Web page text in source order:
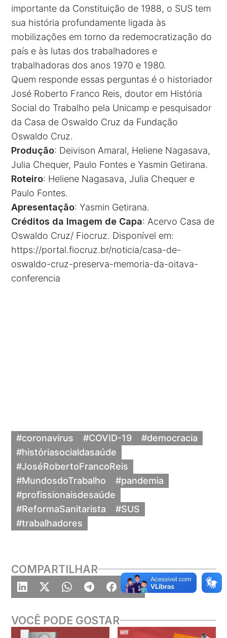
importante da Constituição de 1988, o SUS tem
sua história profundamente ligada às
mobilizações em torno da redemocratização do
país e às lutas dos trabalhadores e
trabalhadoras dos anos 1970 e 1980.
Quem responde essas perguntas é o historiador
José Roberto Franco Reis, doutor em História
Social do Trabalho pela Unicamp e pesquisador
da Casa de Oswaldo Cruz da Fundação
Oswaldo Cruz.
Produção: Deivison Amaral, Heliene Nagasava,
Julia Chequer, Paulo Fontes e Yasmin Getirana.
Roteiro: Heliene Nagasava, Julia Chequer e
Paulo Fontes.
Apresentação: Yasmin Getirana.
Créditos da Imagem de Capa: Acervo Casa de
Oswaldo Cruz/ Fiocruz. Disponível em:
https://portal.fiocruz.br/noticia/casa-de-
oswaldo-cruz-preserva-memoria-da-oitava-
conferencia
#coronavírus #COVID-19
#democracia
#históriasocialdasaúde
#JoséRobertoFrancoReis
#MundosdoTrabalho
#pandemia
#profissionaisdesaúde
#ReformaSanitarista
#SUS
#trabalhadores
COMPARTILHAR
VOCÊ PODE GOSTAR